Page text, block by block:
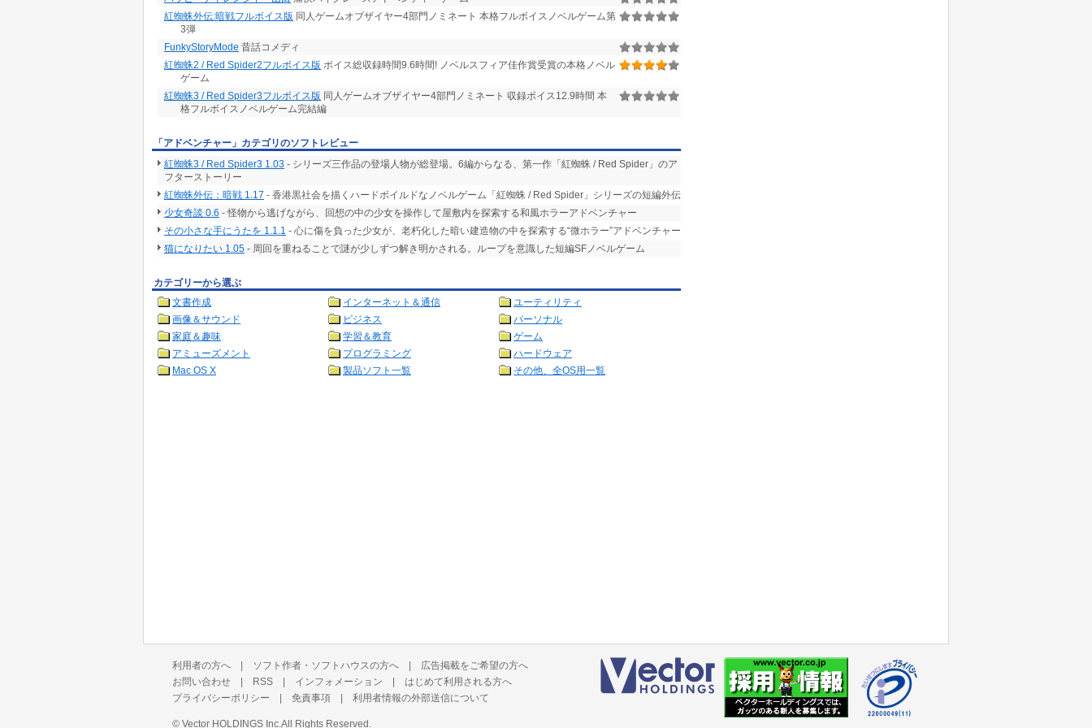
紅蜘蛛外伝:暗戦フルボイス版 同人ゲームオブザイヤー4部門ノミネート 本格フルボイスノベルゲーム第
3弾
FunkyStoryMode 昔話コメディ
紅蜘蛛2 / Red Spider2フルボイス版 ボイス総収録時間9.6時間! ノベルスフィア佳作賞受賞の本格ノベル
ゲーム
紅蜘蛛3 / Red Spider3フルボイス版 同人ゲームオブザイヤー4部門ノミネート 収録ボイス12.9時間 本
格フルボイスノベルゲーム完結編
「アドベンチャー」カテゴリのソフトレビュー
紅蜘蛛3 / Red Spider3 1.03 - シリーズ三作品の登場人物が総登場。6編からなる、第一作「紅蜘蛛 / Red Spider」のア
フターストーリー
紅蜘蛛外伝：暗戦 1.17 - 香港黒社会を描くハードボイルドなノベルゲーム「紅蜘蛛 / Red Spider」シリーズの短編外伝
少女奇談 0.6 - 怪物から逃げながら、回想の中の少女を操作して屋敷内を探索する和風ホラーアドベンチャー
その小さな手にうたを 1.1.1 - 心に傷を負った少女が、老朽化した暗い建造物の中を探索する“微ホラー”アドベンチャー
猫になりたい 1.05 - 周回を重ねることで謎が少しずつ解き明かされる。ループを意識した短編SFノベルゲーム
カテゴリーから選ぶ
文書作成
インターネット＆通信
ユーティリティ
画像＆サウンド
ビジネス
パーソナル
家庭＆趣味
学習＆教育
ゲーム
アミューズメント
プログラミング
ハードウェア
Mac OS X
製品ソフト一覧 その他、全OS用一覧
利用者の方へ | ソフト作者・ソフトハウスの方へ | 広告掲載をご希望の方へ
お問い合わせ | RSS | インフォメーション | はじめて利用される方へ
プライバシーポリシー | 免責事項 | 利用者情報の外部送信について
© Vector HOLDINGS Inc. All Rights Reserved.